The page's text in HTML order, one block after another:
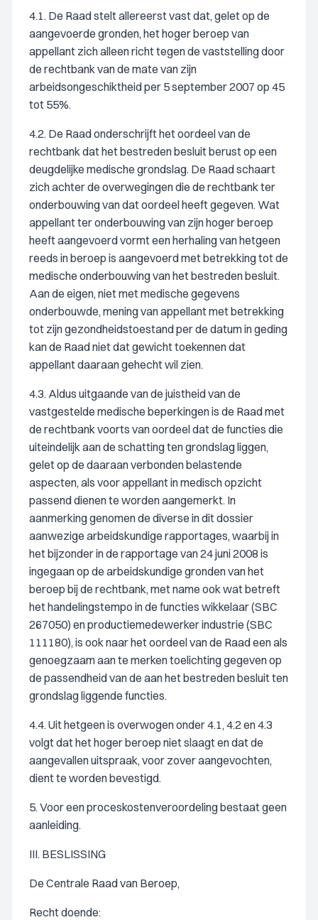
4.1. De Raad stelt allereerst vast dat, gelet op de
aangevoerde gronden, het hoger beroep van
appellant zich alleen richt tegen de vaststelling door
de rechtbank van de mate van zijn
arbeidsongeschiktheid per 5 september 2007 op 45
tot 55%.
4.2. De Raad onderschrijft het oordeel van de
rechtbank dat het bestreden besluit berust op een
deugdelijke medische grondslag. De Raad schaart
zich achter de overwegingen die de rechtbank ter
onderbouwing van dat oordeel heeft gegeven. Wat
appellant ter onderbouwing van zijn hoger beroep
heeft aangevoerd vormt een herhaling van hetgeen
reeds in beroep is aangevoerd met betrekking tot de
medische onderbouwing van het bestreden besluit.
Aan de eigen, niet met medische gegevens
onderbouwde, mening van appellant met betrekking
tot zijn gezondheidstoestand per de datum in geding
kan de Raad niet dat gewicht toekennen dat
appellant daaraan gehecht wil zien.
4.3. Aldus uitgaande van de juistheid van de
vastgestelde medische beperkingen is de Raad met
de rechtbank voorts van oordeel dat de functies die
uiteindelijk aan de schatting ten grondslag liggen,
gelet op de daaraan verbonden belastende
aspecten, als voor appellant in medisch opzicht
passend dienen te worden aangemerkt. In
aanmerking genomen de diverse in dit dossier
aanwezige arbeidskundige rapportages, waarbij in
het bijzonder in de rapportage van 24 juni 2008 is
ingegaan op de arbeidskundige gronden van het
beroep bij de rechtbank, met name ook wat betreft
het handelingstempo in de functies wikkelaar (SBC
267050) en productiemedewerker industrie (SBC
111180), is ook naar het oordeel van de Raad een als
genoegzaam aan te merken toelichting gegeven op
de passendheid van de aan het bestreden besluit ten
grondslag liggende functies.
4.4. Uit hetgeen is overwogen onder 4.1, 4.2 en 4.3
volgt dat het hoger beroep niet slaagt en dat de
aangevallen uitspraak, voor zover aangevochten,
dient te worden bevestigd.
5. Voor een proceskostenveroordeling bestaat geen
aanleiding.
III. BESLISSING
De Centrale Raad van Beroep,
Recht doende: